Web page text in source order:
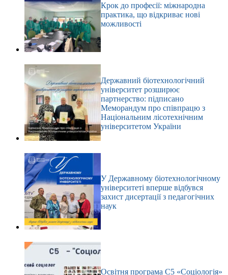
Крок до професії: міжнародна
практика, що відкриває нові
можливості
Державний біотехнологічний
університет розширює
партнерство: підписано
Меморандум про співпрацю з
Національним лісотехнічним
університетом України
У Державному біотехнологічному
університеті вперше відбувся
захист дисертації з педагогічних
наук
Освітня програма С5 «Соціологія»